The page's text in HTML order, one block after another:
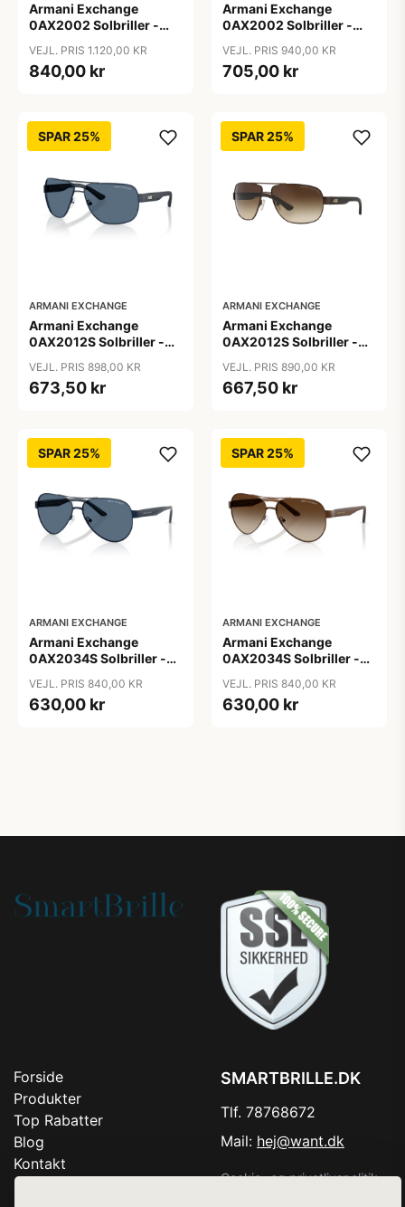
Armani Exchange
0AX2002 Solbriller -
Polariserede Linser
VEJL. PRIS 1.120,00 KR
840,00 kr
Armani Exchange
0AX2002 Solbriller -
VEJL. PRIS 940,00 KR
705,00 kr
SPAR 25%
ARMANI EXCHANGE
Armani Exchange
0AX2012S Solbriller -
VEJL. PRIS 898,00 KR
673,50 kr
SPAR 25%
ARMANI EXCHANGE
Armani Exchange
0AX2012S Solbriller -
VEJL. PRIS 890,00 KR
667,50 kr
SPAR 25%
ARMANI EXCHANGE
Armani Exchange
0AX2034S Solbriller -
VEJL. PRIS 840,00 KR
630,00 kr
SPAR 25%
ARMANI EXCHANGE
Armani Exchange
0AX2034S Solbriller -
VEJL. PRIS 840,00 KR
630,00 kr
Forside
Produkter
Top Rabatter
Blog
Kontakt
SMARTBRILLE.DK
Tlf. 78768672
Mail: hej@want.dk
Cookie- og privatlivspolitik